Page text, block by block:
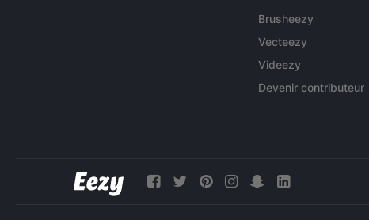
Brusheezy
Vecteezy
Videezy
Devenir contributeur